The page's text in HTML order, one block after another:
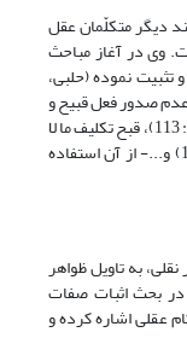
دیگر متکلّمان عقل
وی در آغاز مباحث
تثبیت نموده (حلبی،
عدم صدور فعل قبیح و
عبث از خداوند (همان: 101) ، وجوب تکلیف (همان: 113)، قبح تکلیف ما لا
یطاق (همان: 112)، وجوب بعثت انبیاء (همان: 144) و...- از آن استفاده
به تاویل ظواهر
بحث اثبات صفات
عقلی اشاره کرده و